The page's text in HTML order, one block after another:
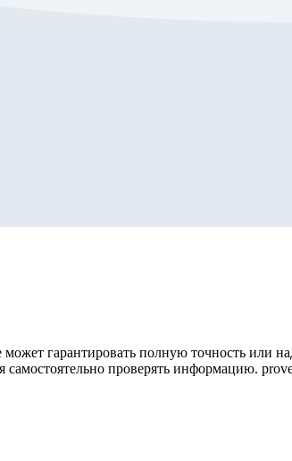
гарантировать полную точность или
самостоятельно проверять информацию.